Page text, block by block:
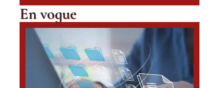
En vogue